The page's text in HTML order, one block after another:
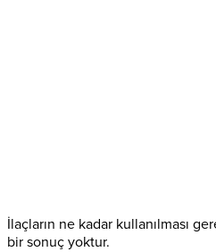
İlaçların ne kadar kullanılması
bir sonuç yoktur.